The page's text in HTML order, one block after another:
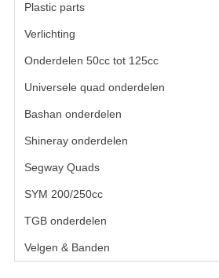
ACCESSOIRES
Plastic parts(22)
Verlichting
Onderdelen 50cc tot 125cc(49)
Universele quad onderdelen
Bashan onderdelen
Shineray onderdelen
Segway Quads(6)
SYM 200/250cc(15)
TGB onderdelen
Velgen & Banden